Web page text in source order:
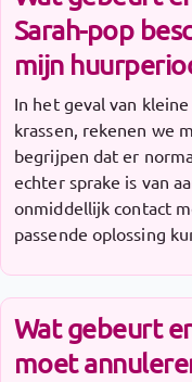
Sarah-pop
mijn
In het geval van
krassen, rekenen we
begrijpen dat er
echter sprake is van
onmiddellijk contact
passende oplossing
Wat gebeurt
moet